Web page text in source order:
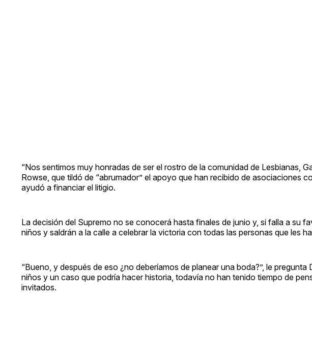
“Nos sentimos muy honradas de ser el rostro de la comunidad de Lesbianas,
Rowse, que tildó de “abrumador” el apoyo que han recibido de asociaciones
ayudó a financiar el litigio.
La decisión del Supremo no se conocerá hasta finales de junio y, si falla a su
niños y saldrán a la calle a celebrar la victoria con todas las personas que les
“Bueno, y después de eso ¿no deberíamos de planear una boda?”, le
niños y un caso que podría hacer historia, todavía no han tenido tiempo de
invitados.